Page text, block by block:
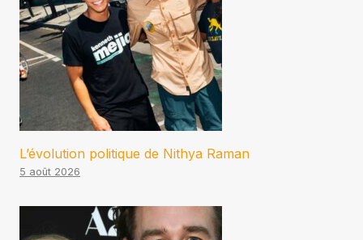
L’évolution politique de Nithya Raman
5 août 2026